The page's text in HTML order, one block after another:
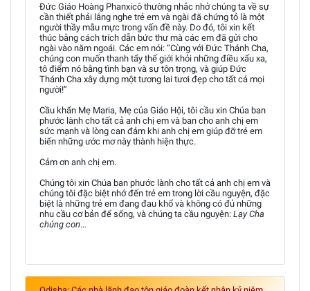
Đức Giáo Hoàng Phanxicô thường nhắc nhở chúng ta về sự
cần thiết phải lắng nghe trẻ em và ngài đã chứng tỏ là một
người thầy mẫu mực trong vấn đề này. Do đó, tôi xin kết
thúc bằng cách trích dẫn bức thư mà các em đã gửi cho
ngài vào năm ngoái. Các em nói: “Cùng với Đức Thánh Cha,
chúng con muốn thanh tẩy thế giới khỏi những điều xấu xa,
tô điểm nó bằng tình bạn và sự tôn trọng, và giúp Đức
Thánh Cha xây dựng một tương lai tươi đẹp cho tất cả mọi
người!”
Cầu khẩn Mẹ Maria, Mẹ của Giáo Hội, tôi cầu xin Chúa ban
phước lành cho tất cả anh chị em và ban cho anh chị em
sức mạnh và lòng can đảm khi anh chị em giúp đỡ trẻ em
biến những ước mơ này thành hiện thực.
Cảm ơn anh chị em.
Chúng tôi xin Chúa ban phước lành cho tất cả anh chị em và
chúng tôi đặc biệt nhớ đến trẻ em trong lời cầu nguyện, đặc
biệt là những trẻ em đang đau khổ và không có đủ những
nhu cầu cơ bản để sống, và chúng ta cầu nguyện: Lạy Cha
chúng con…